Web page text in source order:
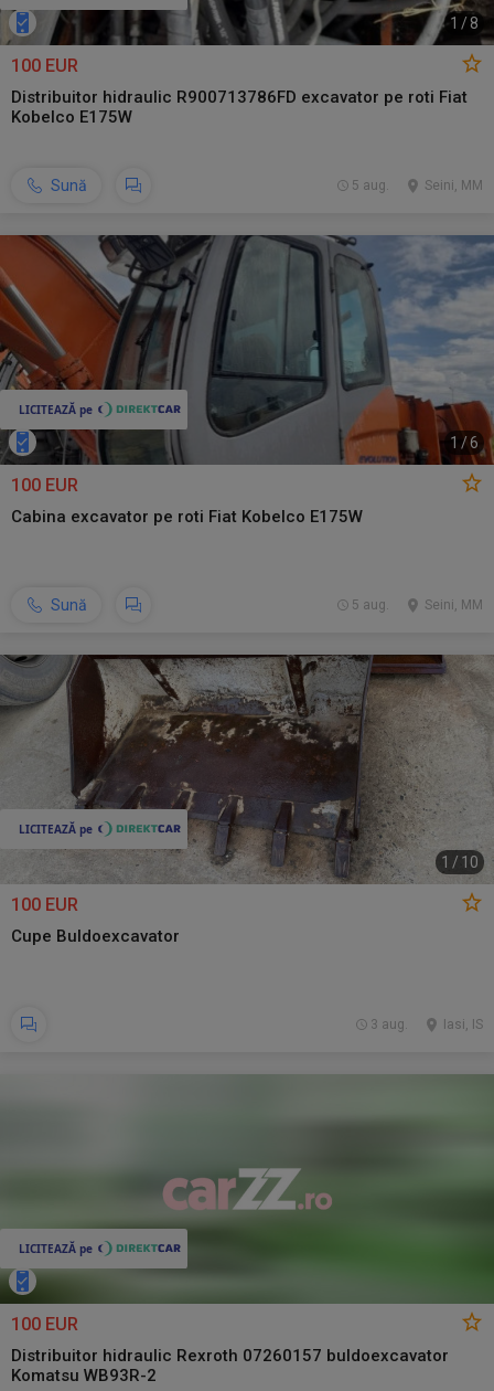
1 / 8
100 EUR
Distribuitor hidraulic R900713786FD excavator pe roti Fiat
Kobelco E175W
Sună Seini, MM
5 aug.
1 /6
100 EUR
Cabina excavator pe roti Fiat Kobelco E175W
Sună Seini, MM
5 aug.
1 / 10
100 EUR
Cupe Buldoexcavator
Iasi, IS
3 aug.
100 EUR
Distribuitor hidraulic Rexroth 07260157 buldoexcavator
Komatsu WB93R-2